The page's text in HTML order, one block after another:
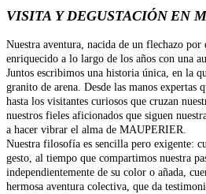
VISITA Y DEGUSTACIÓN EN
Nuestra aventura, nacida de un flechazo por
enriquecido a lo largo de los años con una
Juntos escribimos una historia única, en la
granito de arena. Desde las manos expertas
hasta los visitantes curiosos que cruzan
nuestros fieles aficionados que siguen
a hacer vibrar el alma de MAUPERIER.
Nuestra filosofía es sencilla pero exigente:
gesto, al tiempo que compartimos nuestra
independientemente de su color o añada,
hermosa aventura colectiva, que da